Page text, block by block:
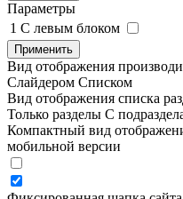
Параметры
1 C левым блоком
Применить
Вид отображения
Слайдером Списком
Вид отображения списка
Только разделы С
Компактный вид
мобильной версии